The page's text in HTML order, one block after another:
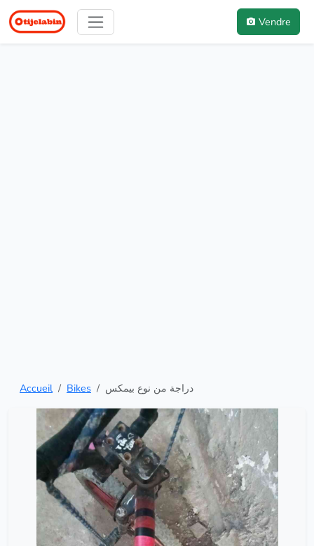
Vendre
Accueil Bikes دراجة من نوع بيمكس